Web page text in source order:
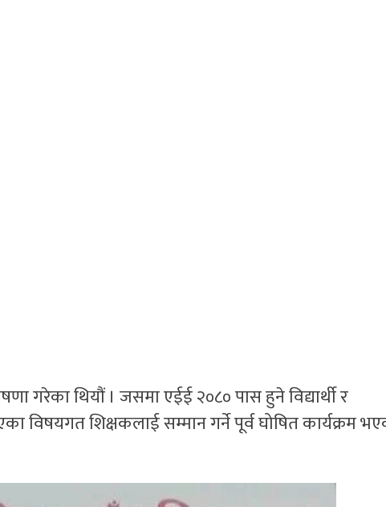
गरेका थियौं । जसमा एईई २०८० पास हुने विद्यार्थी र
विषयगत शिक्षकलाई सम्मान गर्ने पूर्व घोषित कार्यक्रम